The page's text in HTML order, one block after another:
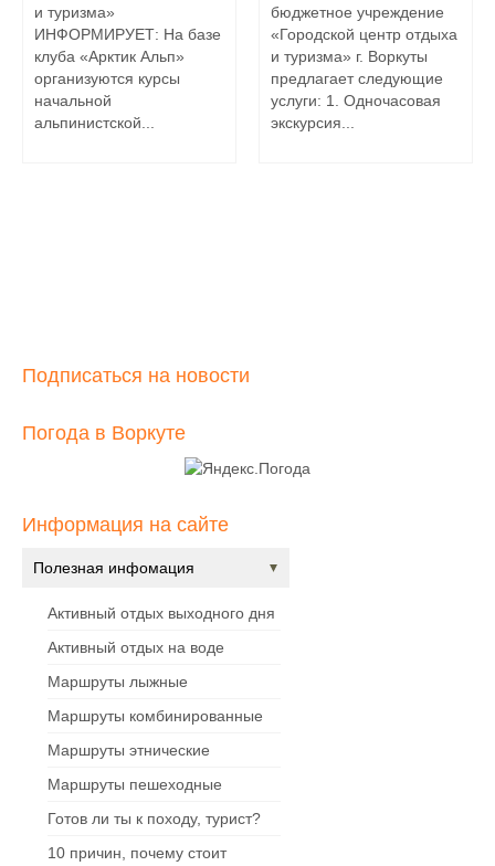
и туризма»
ИНФОРМИРУЕТ: На базе
клуба «Арктик Альп»
организуются курсы
начальной
альпинистской...
бюджетное учреждение
«Городской центр отдыха
и туризма» г. Воркуты
предлагает следующие
услуги: 1. Одночасовая
экскурсия...
Подписаться на новости
Погода в Воркуте
Информация на сайте
Полезная инфомация
Активный отдых выходного дня
Активный отдых на воде
Маршруты лыжные
Маршруты комбинированные
Маршруты этнические
Маршруты пешеходные
Готов ли ты к походу, турист?
10 причин, почему стоит